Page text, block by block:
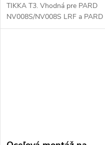
TIKKA T3. Vhodná pre PARD
NV008S/NV008S LRF a PARD
SA 2022.